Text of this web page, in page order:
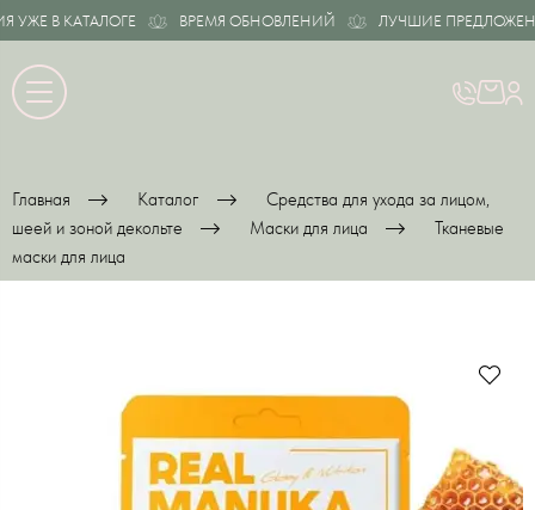
В КАТАЛОГЕ ВРЕМЯ ОБНОВЛЕНИЙ ЛУЧШИЕ ПРЕДЛОЖЕНИЯ
Главная Каталог
Средства для ухода за лицом,
шеей и зоной декольте
Маски для лица
Тканевые
маски для лица